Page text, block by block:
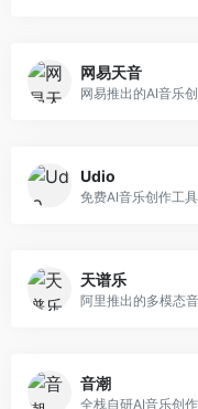
网易天音
Udio
天谱乐
音潮